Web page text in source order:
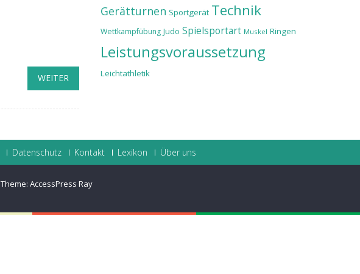
WEITER
Gerätturnen Sportgerät Technik
Wettkampfübung Judo Spielsportart Muskel Ringen
Leistungsvoraussetzung
Leichtathletik
Datenschutz Kontakt Lexikon Über uns
Theme: AccessPress Ray